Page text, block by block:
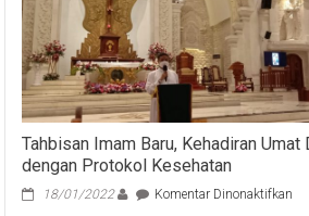
Bali
Tahbisan Imam Baru, Kehadiran
dengan Protokol Kesehatan
18/01/2022 Komentar Dinonaktifkan